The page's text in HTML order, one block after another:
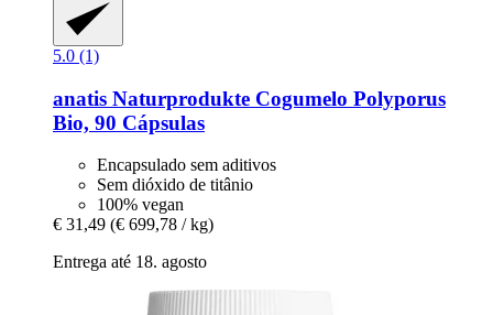
5.0 (1)
anatis Naturprodukte Cogumelo Polyporus
Bio, 90 Cápsulas
Encapsulado sem aditivos
Sem dióxido de titânio
100% vegan
€ 31,49 (€ 699,78 / kg)
Entrega até 18. agosto